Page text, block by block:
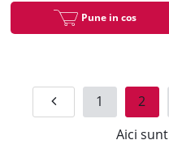
Pune in cos
1 2
Aici sunt